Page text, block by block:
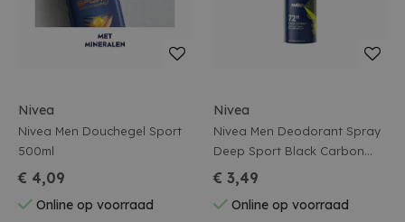
Nivea
Nivea Men Douchegel Sport
500ml
€ 4,09
Online op voorraad
Nivea
Nivea Men Deodorant Spray
Deep Sport Black Carbon
150ml
€ 3,49
Online op voorraad